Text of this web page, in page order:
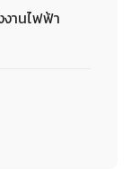
านไฟฟ้า